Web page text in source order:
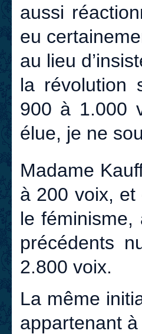
aussi
eu
au lieu
la révolution
900 à 1.000
élue, je ne
Madame
à 200 voix, et
le féminisme,
précédents
2.800 voix.
La même
appartenant